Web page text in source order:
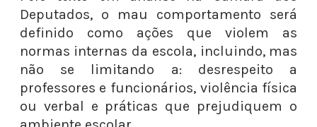
Deputados, o mau comportamento será
definido como ações que violem as
normas internas da escola, incluindo, mas
não se limitando a: desrespeito a
professores e funcionários, violência física
ou verbal e práticas que prejudiquem o